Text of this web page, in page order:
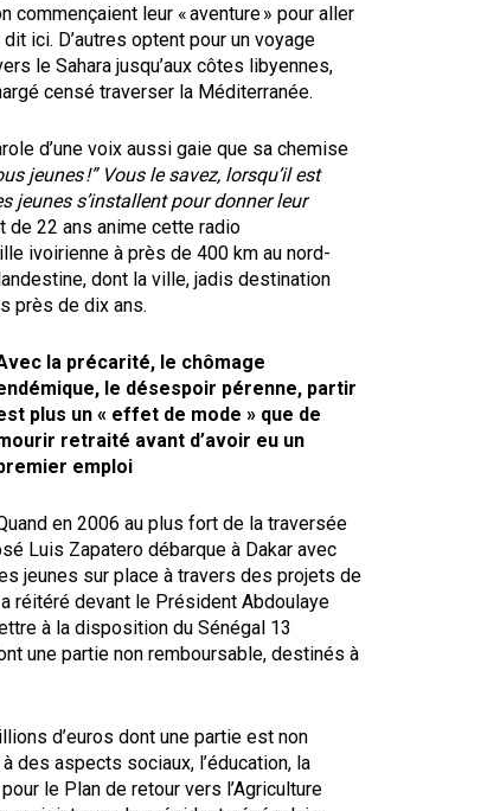
leur « aventure » pour aller
ici. D’autres optent pour un voyage
le Sahara jusqu’aux côtes libyennes,
censé traverser la Méditerranée.
d’une voix aussi gaie que sa chemise
jeunes !” Vous le savez, lorsqu’il est
jeunes s’installent pour donner leur
de 22 ans anime cette radio
ivoirienne à près de 400 km au nord-
dont la ville, jadis destination
près de dix ans.
la précarité, le chômage
le désespoir pérenne, partir
plus un « effet de mode » que de
retraité avant d’avoir eu un
emploi
en 2006 au plus fort de la traversée
Luis Zapatero débarque à Dakar avec
jeunes sur place à travers des projets de
réitéré devant le Président Abdoulaye
à la disposition du Sénégal 13
une partie non remboursable, destinés à
d’euros dont une partie est non
des aspects sociaux, l’éducation, la
le Plan de retour vers l’Agriculture